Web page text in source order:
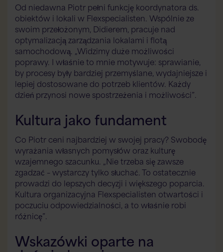
Od niedawna Piotr pełni funkcję koordynatora ds.
obiektów i lokali w Flexspecialisten. Wspólnie ze
swoim przełożonym, Didierem, pracuje nad
optymalizacją zarządzania lokalami i flotą
samochodową. „Widzimy duże możliwości
poprawy. I właśnie to mnie motywuje: sprawianie,
by procesy były bardziej przemyślane, wydajniejsze i
lepiej dostosowane do potrzeb klientów. Każdy
dzień przynosi nowe spostrzeżenia i możliwości”.
Kultura jako fundament
Co Piotr ceni najbardziej w swojej pracy? Swobodę
wyrażania własnych pomysłów oraz kulturę
wzajemnego szacunku. „Nie trzeba się zawsze
zgadzać – wystarczy tylko słuchać. To ostatecznie
prowadzi do lepszych decyzji i większego poparcia.
Kultura organizacyjna Flexspecialisten otwartości i
poczuciu odpowiedzialności, a to właśnie robi
różnicę”.
Wskazówki oparte na